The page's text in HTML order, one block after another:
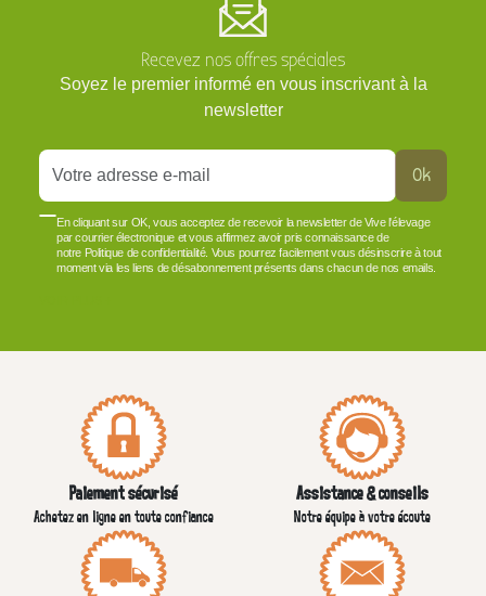
Recevez nos offres spéciales
Soyez le premier informé en vous inscrivant à la
newsletter
Ok
En cliquant sur OK, vous acceptez de recevoir la newsletter de Vive l'élevage
par courrier électronique et vous affirmez avoir pris connaissance de
notre Politique de confidentialité. Vous pourrez facilement vous désinscrire à tout
moment via les liens de désabonnement présents dans chacun de nos emails.
Paiement sécurisé
Achetez en ligne en toute confiance
Assistance & conseils
Notre équipe à votre écoute